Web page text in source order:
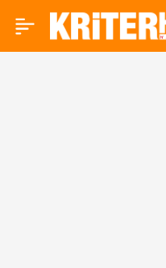
Büyükşehir, deforme olan